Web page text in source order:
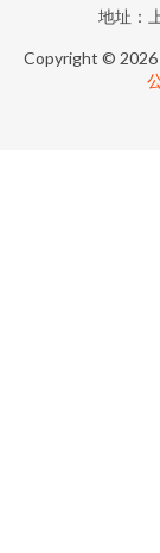
地址：
Copyright © 2026